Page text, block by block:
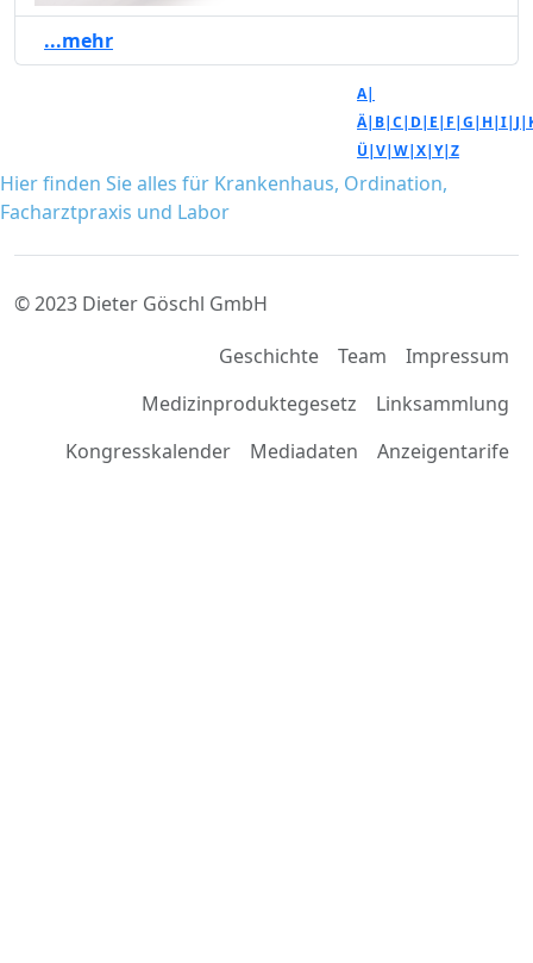
...mehr
A|
Ä| B|C| D| E| F|G| H|I| J|
Ü|V|W|X|Y|Z
Hier finden Sie alles für Krankenhaus, Ordination,
Facharztpraxis und Labor
© 2023 Dieter Göschl GmbH
Geschichte
Team
Impressum
Medizinproduktegesetz
Linksammlung
Kongresskalender
Mediadaten Anzeigentarife